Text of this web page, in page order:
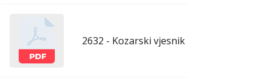
2632 - Kozarski vjesnik - 13.3.2026.